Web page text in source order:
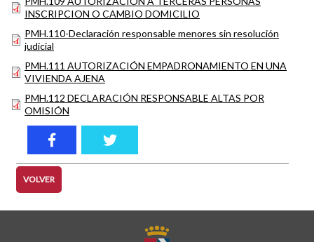
INSCRIPCION O CAMBIO DOMICILIO
PMH.110-Declaración responsable menores sin resolución
judicial
PMH.111 AUTORIZACIÓN EMPADRONAMIENTO EN UNA
VIVIENDA AJENA
PMH.112 DECLARACIÓN RESPONSABLE ALTAS POR
OMISIÓN
VOLVER